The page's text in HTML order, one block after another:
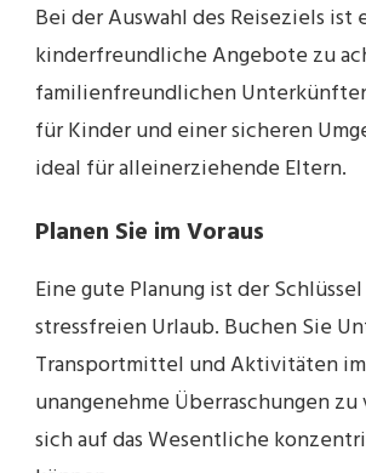
Bei der Auswahl des Reiseziels ist
kinderfreundliche Angebote zu
familienfreundlichen
für Kinder und einer sicheren
ideal für alleinerziehende Eltern.
Planen Sie im Voraus
Eine gute Planung ist der
stressfreien Urlaub. Buchen Sie
Transportmittel und Aktivitäten im
unangenehme Überraschungen
sich auf das Wesentliche